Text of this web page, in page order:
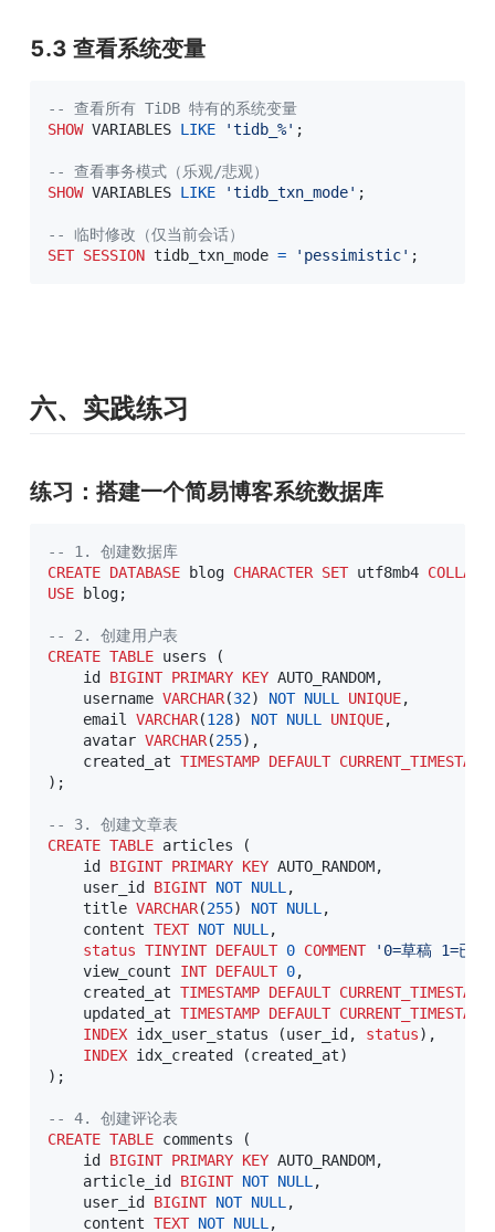
5.3 查看系统变量
-- 查看所有 TiDB 特有的系统变量
SHOW VARIABLES LIKE 'tidb_%' ;
-- 查看事务模式（乐观/悲观）
SHOW VARIABLES LIKE 'tidb_txn_mode' ;
-- 临时修改（仅当前会话）
SET SESSION tidb_txn_mode = 'pessimistic' ;
六、实践练习
练习：搭建一个简易博客系统数据库
-- 1. 创建数据库
CREATE DATABASE blog CHARACTER SET utf8mb4 COLLATE
USE blog;
-- 2. 创建用户表
CREATE TABLE users
(
    id
BIGINT PRIMARY KEY AUTO_RANDOM,
    username
VARCHAR(32) NOT NULL UNIQUE,
    email
VARCHAR(128) NOT NULL UNIQUE,
    avatar
VARCHAR(255) ,
    created_at
TIMESTAMP DEFAULT CURRENT_TIMESTAMP
) ;
-- 3. 创建文章表
CREATE TABLE articles
(
    id
BIGINT PRIMARY KEY AUTO_RANDOM,
    user_id
BIGINT NOT NULL ,
    title
VARCHAR(255) NOT NULL ,
    content
TEXT NOT NULL ,
status TINYINT DEFAULT 0 COMMENT
'0=草稿 1=已
    view_count
INT DEFAULT 0,
    created_at
TIMESTAMP DEFAULT CURRENT_TIMESTAMP
    updated_at
TIMESTAMP DEFAULT CURRENT_TIMESTAMP
INDEX idx_user_status (user_id , status) ,
INDEX idx_created (created_at)
) ;
-- 4. 创建评论表
CREATE TABLE comments
(
    id
BIGINT PRIMARY KEY AUTO_RANDOM,
    article_id
BIGINT NOT NULL ,
    user_id
BIGINT NOT NULL ,
    content
TEXT NOT NULL ,